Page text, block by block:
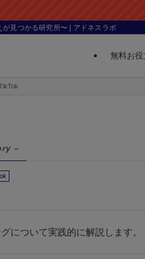
が見つかる研究所〜 | アドネスラボ
無料お
–
について実践的に解説します。